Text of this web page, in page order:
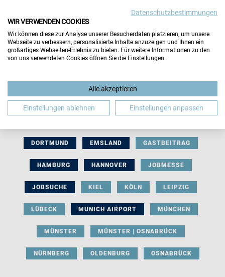
BERUFLICHE ORIENTIERUNG BEWERBUNG
DORTMUND EMSLAND GASTBEITRAG
HAMBURG HANNOVER JOBMESSE
JOBSUCHE KIEL KÖLN LEIPZIG
LÜBECK MUNICH AIRPORT MÜNCHEN
MÜNSTER MÜNSTER | OSNABRÜCK
NÜRNBERG OLDENBURG OSNABRÜCK
Datenschutzbestimmungen
WIR VERWENDEN COOKIES
Wir können diese zur Analyse unserer Besucherdaten platzieren, um unsere
Webseite zu verbessern, personalisierte Inhalte anzuzeigen und Ihnen ein
großartiges Webseiten-Erlebnis zu bieten. Für weitere Informationen zu den
von uns verwendeten Cookies öffnen Sie die Einstellungen.
Alle akzeptieren
Einstellungen ablehnen Einstellungen anpassen